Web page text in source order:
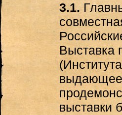
3.1.
Выставка
выставки